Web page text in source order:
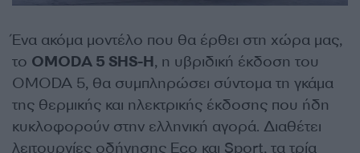
Ένα ακόμα μοντέλο που θα έρθει στη χώρα μας,
το OMODA 5 SHS-H, η υβριδική έκδοση του
OMODA 5, θα συμπληρώσει σύντομα τη γκάμα
της θερμικής και ηλεκτρικής έκδοσης που ήδη
κυκλοφορούν στην ελληνική αγορά. Διαθέτει
λειτουργίες οδήγησης Eco και Sport, τα τρία